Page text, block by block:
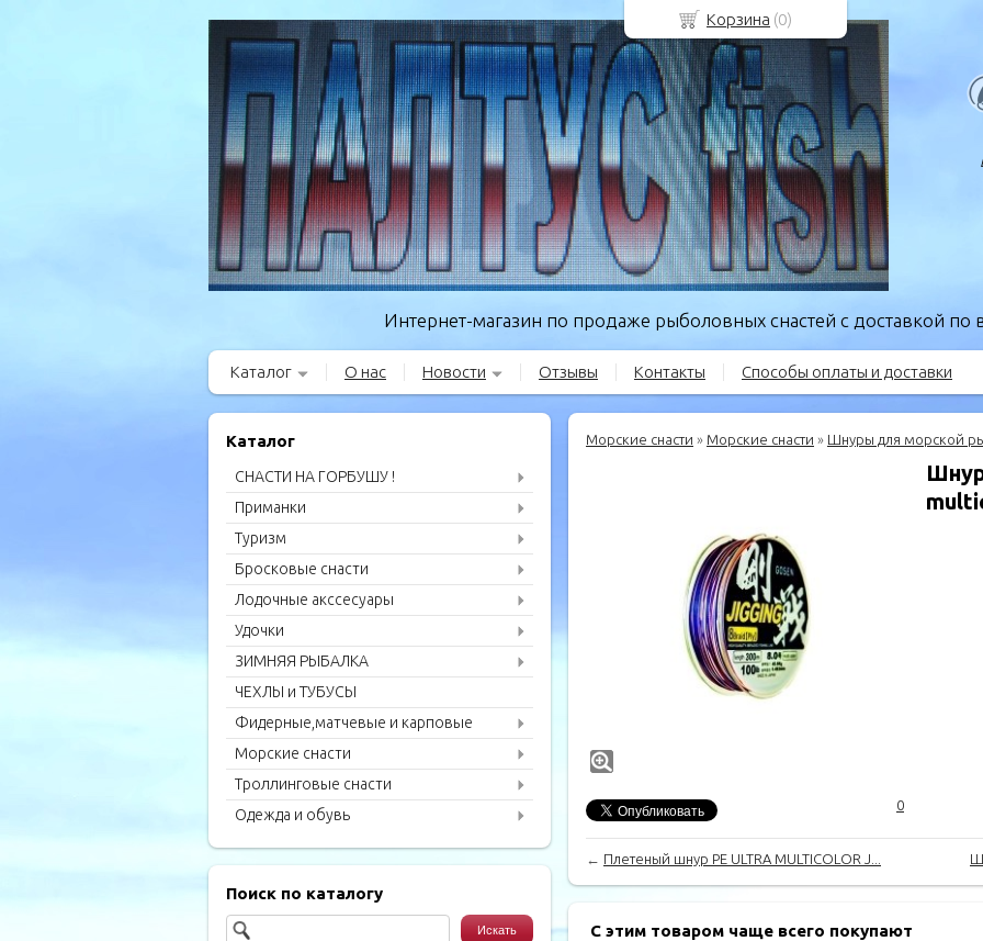
Интернет-магазин по продаже рыболовных снастей с доставкой по
Каталог О нас Новости Отзывы Контакты Способы оплаты и доставки
Каталог
СНАСТИ НА ГОРБУШУ !
Приманки
Туризм
Бросковые снасти
Лодочные акссесуары
Удочки
ЗИМНЯЯ РЫБАЛКА
ЧЕХЛЫ и ТУБУСЫ
Фидерные,матчевые и карповые
удилища
Морские снасти
Троллинговые снасти
Одежда и обувь
Поиск по каталогу
Морские снасти » Морские снасти » Шнуры для морской
0
← Плетеный шнур PE ULTRA MULTICOLOR J...
С этим товаром чаще всего покупают
Корзина (0)